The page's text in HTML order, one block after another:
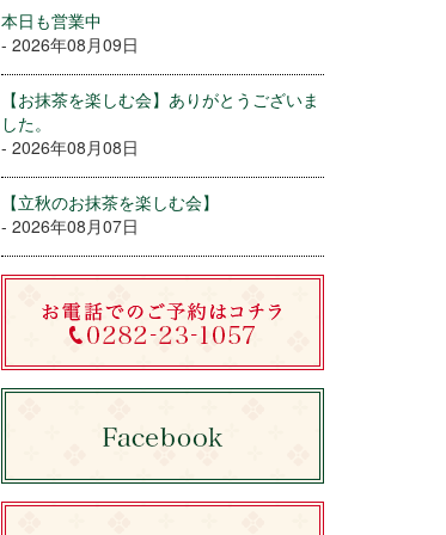
本日も営業中
- 2026年08月09日
【お抹茶を楽しむ会】ありがとうございま
した。
- 2026年08月08日
【立秋のお抹茶を楽しむ会】
- 2026年08月07日